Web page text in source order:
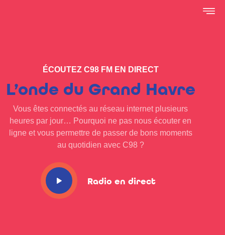
ÉCOUTEZ C98 FM EN DIRECT
L’onde du Grand Havre
Vous êtes connectés au réseau internet plusieurs
heures par jour… Pourquoi ne pas nous écouter en
ligne et vous permettre de passer de bons moments
au quotidien avec C98 ?
Radio en direct